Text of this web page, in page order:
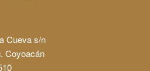
Cueva s/n
Coyoacán